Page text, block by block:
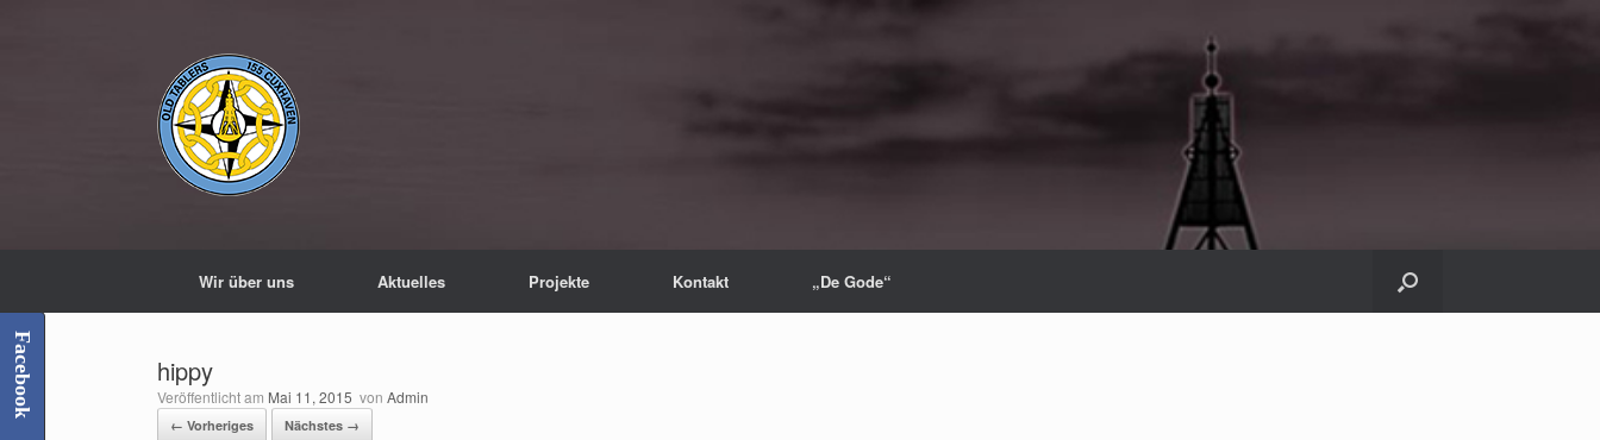
Wir über uns Aktuelles Projekte Kontakt „De Gode“
hippy
Veröffentlicht am Mai 11, 2015 von Admin
← Vorheriges Nächstes →
Facebook